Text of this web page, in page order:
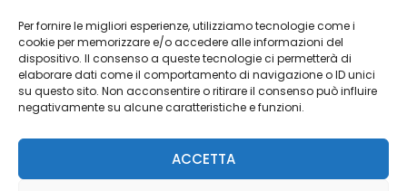
Per fornire le migliori esperienze, utilizziamo tecnologie come i
cookie per memorizzare e/o accedere alle informazioni del
dispositivo. Il consenso a queste tecnologie ci permetterà di
elaborare dati come il comportamento di navigazione o ID unici
su questo sito. Non acconsentire o ritirare il consenso può influire
negativamente su alcune caratteristiche e funzioni.
ACCETTA
Cookie Policy
Risorse Aggiuntive